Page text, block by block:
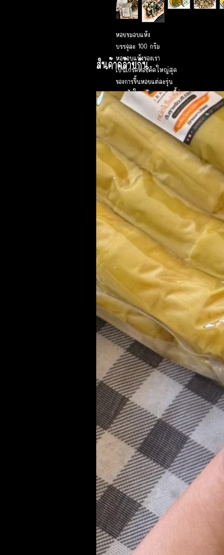
หอยขมอบแห้ง
บรรจุละ 100 กรัม
หอยอบแห้งของเรา
เป็นเกรดหอยคัดใหญ่สุด
ของการขึ้นหอยแต่ละรุ่น
หอยตัวใหญ่จึงขายราคานี้ค่ะ
สำหรับนำไปแช่น้ำให้นิ่ม
แล้วนำไปประกอบอาหาร
(มีวิธีการทำให้ที่หน้าซอง)
เหมาะสำหรับทำแกงคั่วหอยขม
แกงอ่อม ผัดฉ่า ผัดกะเพรา
หรือลวกต้มทานกับน้ำจิ้ม
กินแกล้มกับส้มตำ
วิธีแช่หอย
น้ำแรกต้มในน้ำเดือด 20 นาที
แล้วยกลงจากเตา
พักแช่ไว้ในน้ำนั้น 5-6 ชั่วโมง
หอยจะนิ่มฟูขึ้นมา
จนคืนตัวเหมือนหอยต้มสุก
จากนั้นนำไปประกอบอาหาร
ตามชอบได้เลยค่ะ
สำหรับร้านอาหาร
เพื่อความสะดวก รวดเร็ว
อาจจะทำการแช่หอยไว้ทีละเยอะๆ
พอหอยนิ่มแล้วก็เก็บใส่ตู้เย็น
เมื่อมีลูกค้ามาสั่งค่อยแบ่ง
ออกไปทำอาหารทีละส่วน สะดวกดีค่ะ
สินค้าเก็บได้นาน 12 เดือน
มีวิธีทำหน้าซอง
มีรายละเอียดสินค้าจัดเจน
ฉลากสินค่าสองภาษา ไทย อังกฤษ
มีวันผลิตและวันหมดอายุ
วิธีจัดเก็บ
สามารถเก็บนอกตู้เย็นได้
ถ้าเก็บในตู้เย็นควรปิดปากถุงให้สนิท
เก็บในที่แห้งเย็น ไม่ร้อน ไม่ชื้น
ไม่ปล่อยให้แดดเลียหรือตากแดด
#หอยขม #หอยขมอบแห้ง #หอยขมแกะ
ร้านออลซีซั่นฟู้ดส์ allseasonfoodsstore
ขอขอบคุณลูกค้าทุกท่านที่อุดหนุน 🙏❤️🤗
สินค้าคล้ายกัน